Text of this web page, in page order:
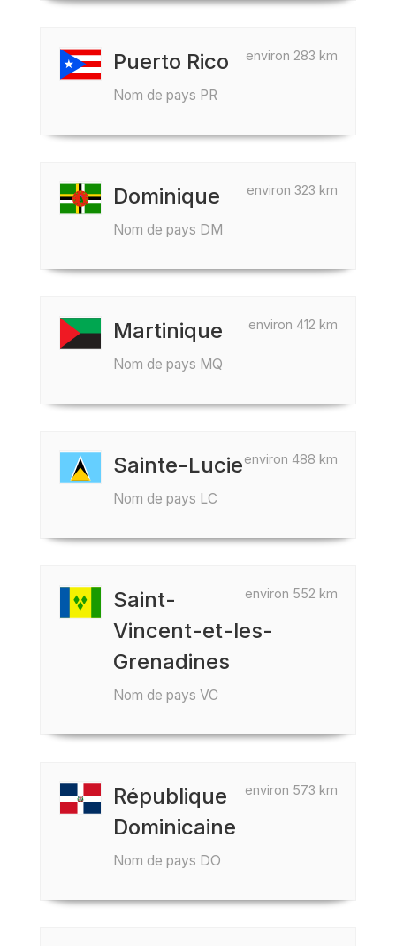
environ 283 km
Puerto Rico
Nom de pays PR
environ 323 km
Dominique
Nom de pays DM
environ 412 km
Martinique
Nom de pays MQ
environ 488 km
Sainte-Lucie
Nom de pays LC
environ 552 km
Saint-
Vincent-et-les-
Grenadines
Nom de pays VC
environ 573 km
République
Dominicaine
Nom de pays DO